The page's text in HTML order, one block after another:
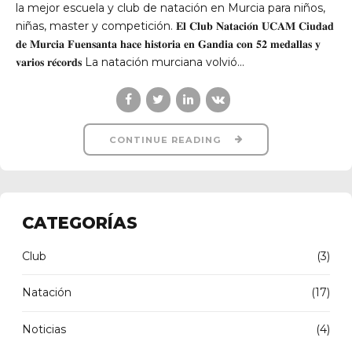
la mejor escuela y club de natación en Murcia para niños,
niñas, master y competición. 𝐄𝐥 𝐂𝐥𝐮𝐛 𝐍𝐚𝐭𝐚𝐜𝐢𝐨́𝐧 𝐔𝐂𝐀𝐌 𝐂𝐢𝐮𝐝𝐚𝐝
𝐝𝐞 𝐌𝐮𝐫𝐜𝐢𝐚 𝐅𝐮𝐞𝐧𝐬𝐚𝐧𝐭𝐚 𝐡𝐚𝐜𝐞 𝐡𝐢𝐬𝐭𝐨𝐫𝐢𝐚 𝐞𝐧 𝐆𝐚𝐧𝐝𝐢𝐚 𝐜𝐨𝐧 𝟓𝟐 𝐦𝐞𝐝𝐚𝐥𝐥𝐚𝐬 𝐲
𝐯𝐚𝐫𝐢𝐨𝐬 𝐫𝐞́𝐜𝐨𝐫𝐝𝐬 La natación murciana volvió...
CONTINUE READING
CATEGORÍAS
Club (3)
Natación (17)
Noticias (4)